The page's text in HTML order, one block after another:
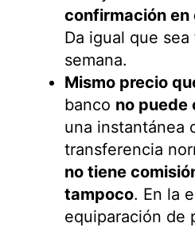
confirmación en
Da igual que
semana.
Mismo precio
banco no puede
una instantánea
transferencia
no tiene
tampoco. En la
equiparación de